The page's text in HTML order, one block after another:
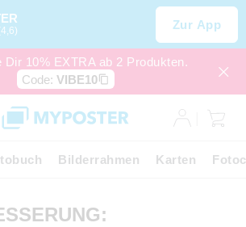
Zur App
Dir 10% EXTRA ab 2 Produkten.
Code: VIBE10
Bilderrahmen Karten